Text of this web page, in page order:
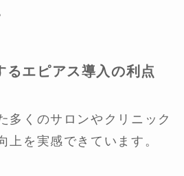
るエピアス導入の利点
多くのサロンやクリニック
上を実感できています。